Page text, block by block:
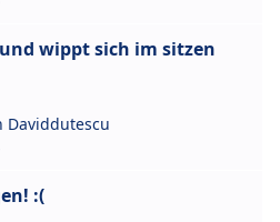
wippt sich im sitzen
Daviddutescu
:(